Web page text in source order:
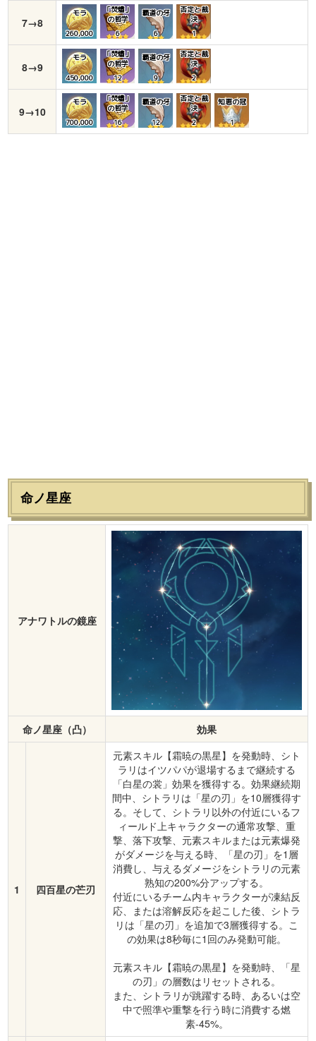
7→8
モラ
260,000
「焚燼」
の哲学
6
覇道の牙
6
否定と裁
決
1
8→9
モラ
450,000
「焚燼」
の哲学
12
覇道の牙
9
否定と裁
決
2
9→10
モラ
700,000
「焚燼」
の哲学
16
覇道の牙
12
否定と裁
決
2
知恵の冠
1
命ノ星座
アナワトルの鏡座
命ノ星座（凸） 効果
1 四百星の芒刃
元素スキル【霜暁の黒星】を発動時、シト
ラリはイツパパが退場するまで継続する
「白星の裳」効果を獲得する。効果継続期
間中、シトラリは「星の刃」を10層獲得す
る。そして、シトラリ以外の付近にいるフ
ィールド上キャラクターの通常攻撃、重
撃、落下攻撃、元素スキルまたは元素爆発
がダメージを与える時、「星の刃」を1層
消費し、与えるダメージをシトラリの元素
熟知の200%分アップする。
付近にいるチーム内キャラクターが凍結反
応、または溶解反応を起こした後、シトラ
リは「星の刃」を追加で3層獲得する。こ
の効果は8秒毎に1回のみ発動可能。
元素スキル【霜暁の黒星】を発動時、「星
の刃」の層数はリセットされる。
また、シトラリが跳躍する時、あるいは空
中で照準や重撃を行う時に消費する燃
素-45%。